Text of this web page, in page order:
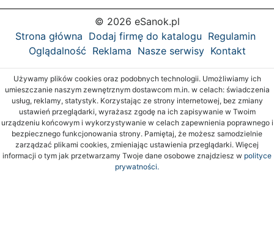
© 2026 eSanok.pl
Strona główna Dodaj firmę do katalogu Regulamin
Oglądalność Reklama Nasze serwisy Kontakt
Używamy plików cookies oraz podobnych technologii. Umożliwiamy ich
umieszczanie naszym zewnętrznym dostawcom m.in. w celach: świadczenia
usług, reklamy, statystyk. Korzystając ze strony internetowej, bez zmiany
ustawień przeglądarki, wyrażasz zgodę na ich zapisywanie w Twoim
urządzeniu końcowym i wykorzystywanie w celach zapewnienia poprawnego i
bezpiecznego funkcjonowania strony. Pamiętaj, że możesz samodzielnie
zarządzać plikami cookies, zmieniając ustawienia przeglądarki. Więcej
informacji o tym jak przetwarzamy Twoje dane osobowe znajdziesz w polityce
prywatności.